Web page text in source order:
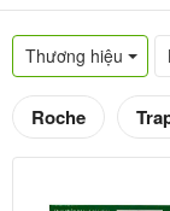
Thương hiệu
Roche